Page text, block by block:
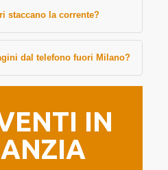
staccano la corrente?
dal telefono fuori Milano?
IN